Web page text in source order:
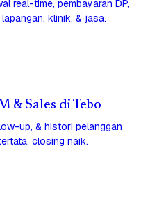
real-time, pembayaran DP,
klinik, & jasa.
& Sales di Tebo
up, & histori pelanggan
closing naik.